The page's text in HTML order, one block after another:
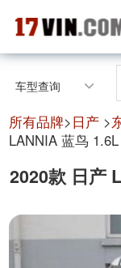
汽配
汽配
车型查询
所有品牌>日产 >
LANNIA 蓝鸟
2020款 日产